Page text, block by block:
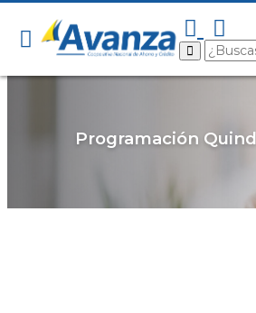
Programación